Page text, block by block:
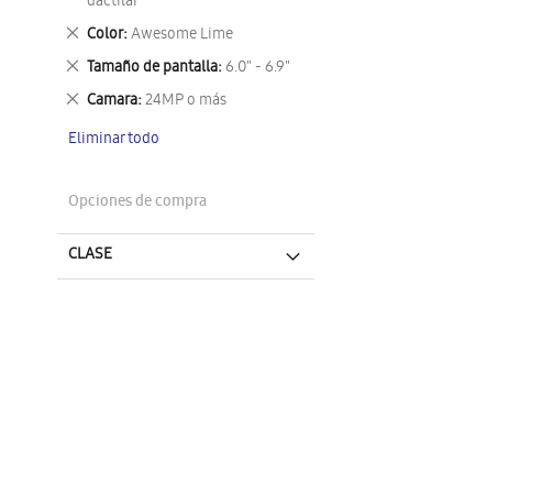
artículo
Color Awesome Lime
Eliminar
este
artículo
Tamaño de pantalla 6.0" - 6.9"
Eliminar
este
artículo
Camara 24MP o más
Eliminar
artículo
Eliminar todo
Opciones de compra
CLASE